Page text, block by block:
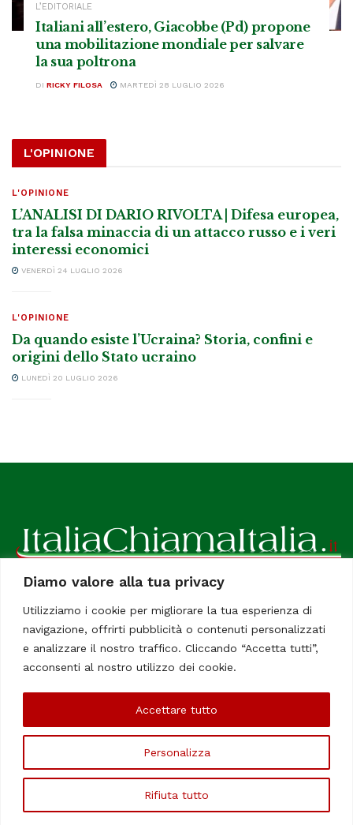
Diamo valore alla tua privacy
Utilizziamo i cookie per migliorare la tua esperienza di
navigazione, offrirti pubblicità o contenuti personalizzati
e analizzare il nostro traffico. Cliccando “Accetta tutti”,
acconsenti al nostro utilizzo dei cookie.
Personalizza
Rifiuta tutto
Accettare tutto
L’EDITORIALE
Italiani all’estero, Giacobbe (Pd) propone
una mobilitazione mondiale per salvare
la sua poltrona
DI RICKY FILOSA MARTEDÌ 28 LUGLIO 2026
L'OPINIONE
L'OPINIONE
L’ANALISI DI DARIO RIVOLTA | Difesa europea,
tra la falsa minaccia di un attacco russo e i veri
interessi economici
VENERDÌ 24 LUGLIO 2026
L'OPINIONE
Da quando esiste l’Ucraina? Storia, confini e
origini dello Stato ucraino
LUNEDÌ 20 LUGLIO 2026
ItaliaChiamaItalia, il TUO quotidiano online preferito.
Dedicato in particolare a tutti gli italiani residenti all'estero.
Tutti i diritti sono riservati. Quotidiano online indipendente
Le Firme
©Copyright 2006/2020 - ItaliaChiamaItalia